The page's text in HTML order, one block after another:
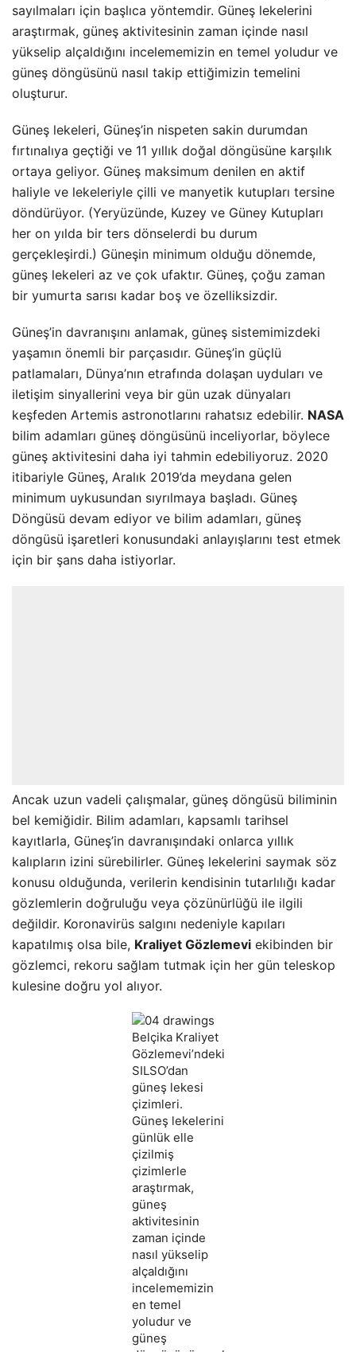
sayılmaları için başlıca yöntemdir. Güneş lekelerini
araştırmak, güneş aktivitesinin zaman içinde nasıl
yükselip alçaldığını incelememizin en temel yoludur ve
güneş döngüsünü nasıl takip ettiğimizin temelini
oluşturur.
Güneş lekeleri, Güneş’in nispeten sakin durumdan
fırtınalıya geçtiği ve 11 yıllık doğal döngüsüne karşılık
ortaya geliyor. Güneş maksimum denilen en aktif
haliyle ve lekeleriyle çilli ve manyetik kutupları tersine
döndürüyor. (Yeryüzünde, Kuzey ve Güney Kutupları
her on yılda bir ters dönselerdi bu durum
gerçekleşirdi.) Güneşin minimum olduğu dönemde,
güneş lekeleri az ve çok ufaktır. Güneş, çoğu zaman
bir yumurta sarısı kadar boş ve özelliksizdir.
Güneş’in davranışını anlamak, güneş sistemimizdeki
yaşamın önemli bir parçasıdır. Güneş’in güçlü
patlamaları, Dünya’nın etrafında dolaşan uyduları ve
iletişim sinyallerini veya bir gün uzak dünyaları
keşfeden Artemis astronotlarını rahatsız edebilir. NASA
bilim adamları güneş döngüsünü inceliyorlar, böylece
güneş aktivitesini daha iyi tahmin edebiliyoruz. 2020
itibariyle Güneş, Aralık 2019’da meydana gelen
minimum uykusundan sıyrılmaya başladı. Güneş
Döngüsü devam ediyor ve bilim adamları, güneş
döngüsü işaretleri konusundaki anlayışlarını test etmek
için bir şans daha istiyorlar.
Ancak uzun vadeli çalışmalar, güneş döngüsü biliminin
bel kemiğidir. Bilim adamları, kapsamlı tarihsel
kayıtlarla, Güneş’in davranışındaki onlarca yıllık
kalıpların izini sürebilirler. Güneş lekelerini saymak söz
konusu olduğunda, verilerin kendisinin tutarlılığı kadar
gözlemlerin doğruluğu veya çözünürlüğü ile ilgili
değildir. Koronavirüs salgını nedeniyle kapıları
kapatılmış olsa bile, Kraliyet Gözlemevi ekibinden bir
gözlemci, rekoru sağlam tutmak için her gün teleskop
kulesine doğru yol alıyor.
Belçika Kraliyet
Gözlemevi’ndeki
SILSO’dan
güneş lekesi
çizimleri.
Güneş lekelerini
günlük elle
çizilmiş
çizimlerle
araştırmak,
güneş
aktivitesinin
zaman içinde
nasıl yükselip
alçaldığını
incelememizin
en temel
yoludur ve
güneş